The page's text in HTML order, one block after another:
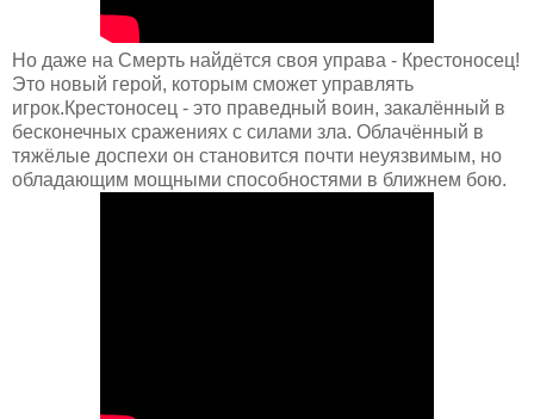
Но даже на Смерть найдётся своя управа - Крестоносец!
Это новый герой, которым сможет управлять
игрок.Крестоносец - это праведный воин, закалённый в
бесконечных сражениях с силами зла. Облачённый в
тяжёлые доспехи он становится почти неуязвимым, но
обладающим мощными способностями в ближнем бою.